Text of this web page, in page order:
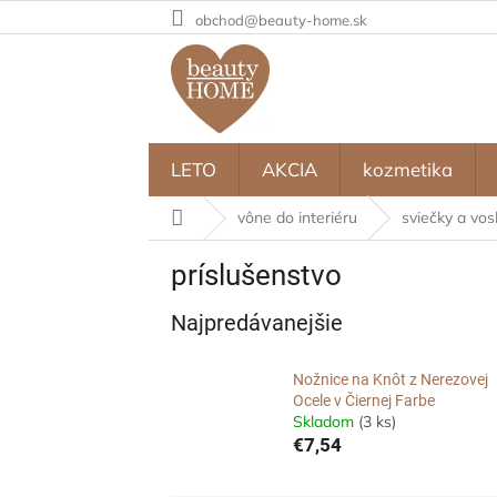
na
obchod@beauty-home.sk
LETO AKCIA kozmetika
Domovvône do interiéru sviečky a
príslušenstvo
Najpredávanejšie
Nožnice na Knôt z Nerezovej
Ocele v Čiernej Farbe
Skladom (3 ks)
€7,54